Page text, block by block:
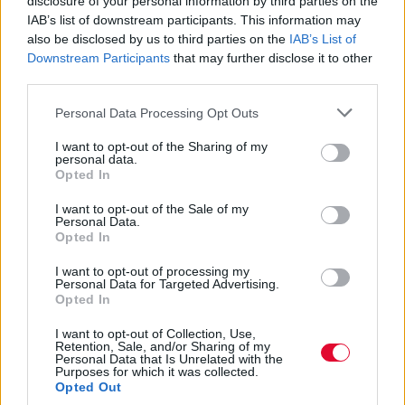
IAB’s list of downstream participants. This information may
also be disclosed by us to third parties on the IAB’s List of
Downstream Participants that may further disclose it to other
Personal Data Processing Opt Outs
I want to opt-out of the Sharing of my
personal data.
Opted In
I want to opt-out of the Sale of my
Personal Data.
Opted In
I want to opt-out of processing my
Personal Data for Targeted Advertising.
Opted In
I want to opt-out of Collection, Use,
Retention, Sale, and/or Sharing of my
Personal Data that Is Unrelated with the
Purposes for which it was collected.
Opted Out